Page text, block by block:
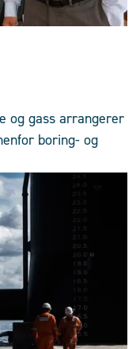
og gass arrangerer
boring- og